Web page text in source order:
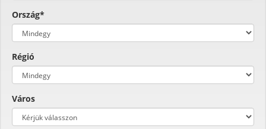
Ország*
Régió
Város